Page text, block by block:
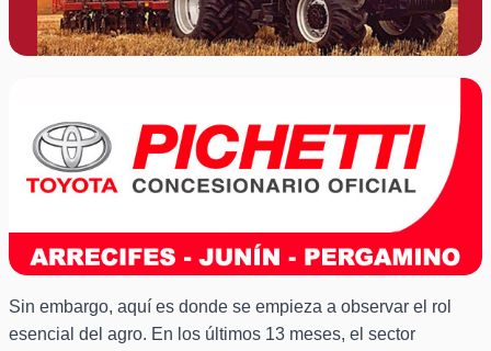
Sin embargo, aquí es donde se empieza a observar el rol
esencial del agro. En los últimos 13 meses, el sector